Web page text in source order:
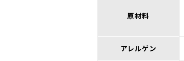
原材料
アレルゲン